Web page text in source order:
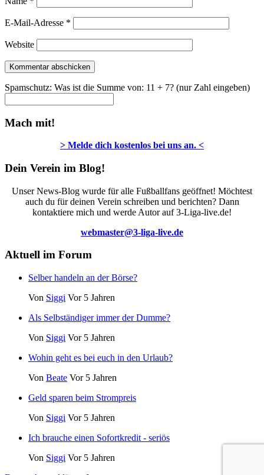
E-Mail-Adresse *
Website
Spamschutz: Was ist die Summe von: 11 + 7? (nur Zahl eingeben)
Mach mit!
> Melde dich kostenlos bei uns an. <
Dein Verein im Blog!
Unser News-Blog wurde für alle Fußballfans geöffnet! Möchtest
auch du für deinen Verein schreiben und berichten? Dann
kontaktiere mich und werde Autor auf 3-Liga-live.de!
webmaster@3-liga-live.de
Aktuell im Forum
Selber handeln an der Börse?
Von Siggi Vor 5 Jahren
Als Selbständiger immer der Dumme?
Von Siggi Vor 5 Jahren
Wohin geht es bei euch in den Urlaub?
Von Beate Vor 5 Jahren
Geld sparen beim Strompreis
Von Siggi Vor 5 Jahren
Ich brauche einen Sofortkredit - seriös
Von Siggi Vor 5 Jahren